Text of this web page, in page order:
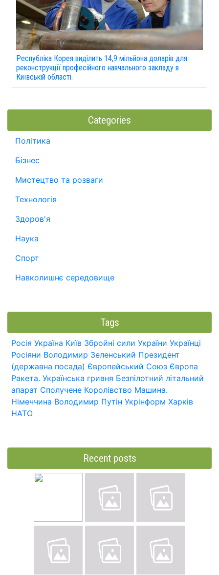
Республіка Корея виділить 14,9 мільйона доларів для
реконструкції професійного навчального закладу в
Київській області.
Categories
Політика
Бізнес
Мистецтво та розваги
Технологія
Здоров'я
Наука
Спорт
Навколишнє середовище
Tags
Росія Україна Київ Збройні сили України Українці
Росіяни Володимир Зеленський Президент
(державна посада) Європейський Союз Європа
Ракета. Українська гривня Безпілотний літальний
апарат Сполучене Королівство Машина.
Німеччина Володимир Путін Укрінформ Харків
НАТО
Recent posts